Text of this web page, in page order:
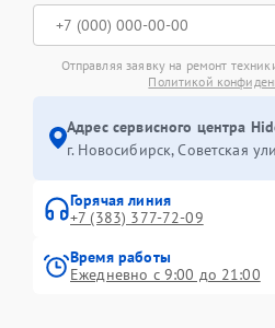
Отправляя заявку на ремонт
Политикой
Адрес сервисного центра
г. Новосибирск, Советская
Горячая линия
+7 (383) 377-72-09
Время работы
Ежедневно с 9:00 до 21:00